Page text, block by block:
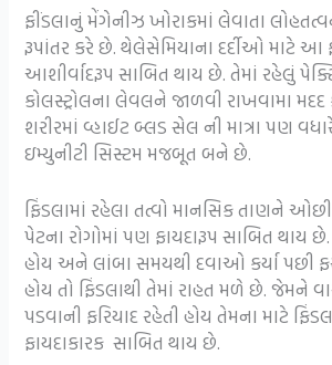
ફીંડલાનું મેંગેનીઝ ખોરાકમાં લેવાતા
રૂપાંતર કરે છે. થેલેસેમિયાના દર્દીઓ માટે
આશીર્વાદરૂપ સાબિત થાય છે. તેમાં રહેલું
કોલસ્ટ્રોલના લેવલને જાળવી રાખવામા
શરીરમાં વ્હાઈટ બ્લડ સેલ ની માત્રા પણ
ઇમ્યુનીટી સિસ્ટમ મજબૂત બને છે.
ફિંડલામાં રહેલા તત્વો માનસિક તાણને
પેટના રોગોમાં પણ ફાયદારૂપ સાબિત થાય છે.
હોય અને લાંબા સમયથી દવાઓ કર્યા પછી
હોય તો ફિંડલાથી તેમાં રાહત મળે છે. જેમને
પડવાની ફરિયાદ રહેતી હોય તેમના માટે
ફાયદાકારક સાબિત થાય છે.